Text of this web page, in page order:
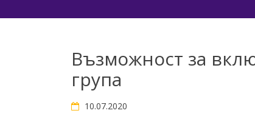
Възможност за
група
10.07.2020